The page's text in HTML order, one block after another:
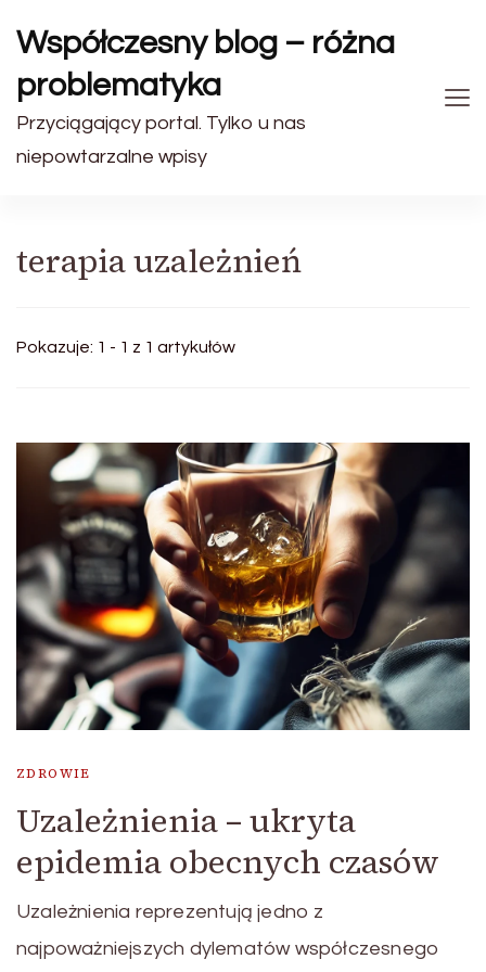
Współczesny blog – różna
problematyka
Przyciągający portal. Tylko u nas
niepowtarzalne wpisy
terapia uzależnień
Pokazuje: 1 - 1 z 1 artykułów
ZDROWIE
Uzależnienia – ukryta
epidemia obecnych czasów
Uzależnienia reprezentują jedno z
najpoważniejszych dylematów współczesnego